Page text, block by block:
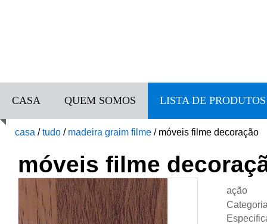
CASA QUEM SOMOS LISTA DE PRODUTOS
casa /tudo / madeira graim filme / móveis filme decoração
móveis filme
ação